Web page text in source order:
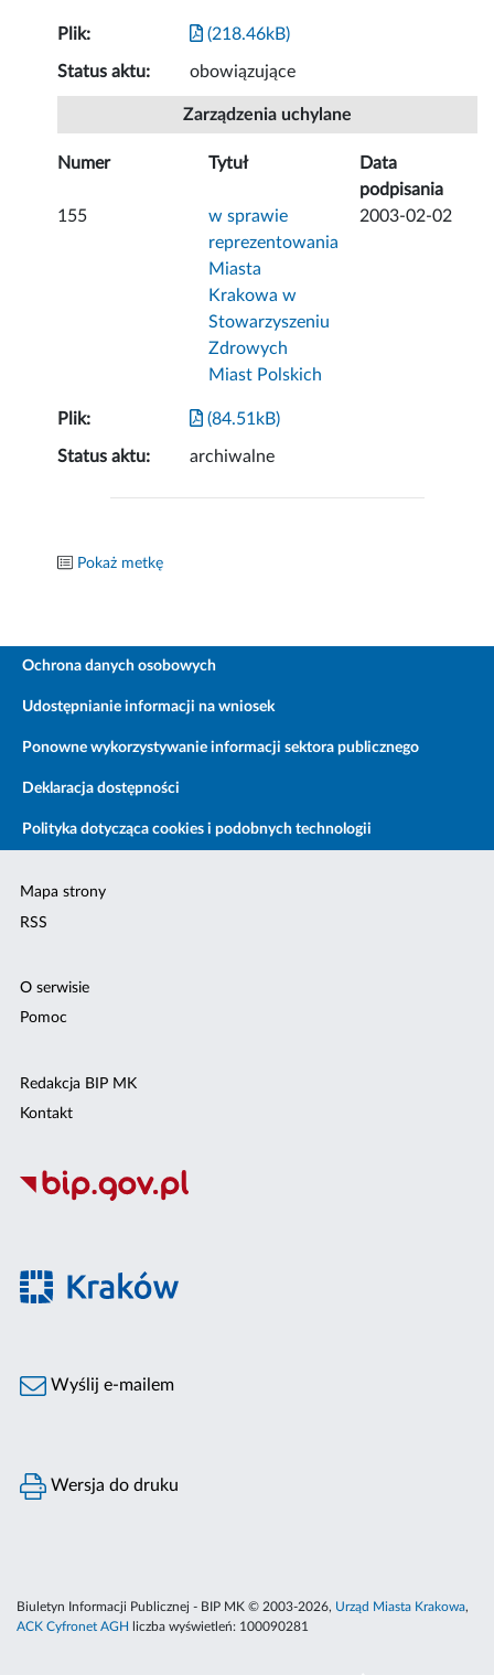
Plik: (218.46kB)
Status aktu: obowiązujące
Zarządzenia uchylane
Numer Tytuł
Data
podpisania
155
w sprawie
reprezentowania
Miasta
Krakowa w
Stowarzyszeniu
Zdrowych
Miast Polskich
2003-02-02
Plik: (84.51kB)
Status aktu: archiwalne
Pokaż metkę
Ochrona danych osobowych
Udostępnianie informacji na wniosek
Ponowne wykorzystywanie informacji sektora publicznego
Deklaracja dostępności
Polityka dotycząca cookies i podobnych technologii
Mapa strony
RSS
O serwisie
Pomoc
Redakcja BIP MK
Kontakt
Wyślij e-mailem
Wersja do druku
Biuletyn Informacji Publicznej - BIP MK © 2003-2026, Urząd Miasta Krakowa,
ACK Cyfronet AGH
liczba wyświetleń: 100090281